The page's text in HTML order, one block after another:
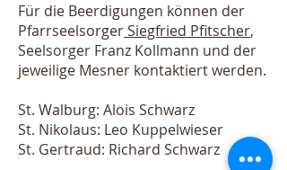
Für die Beerdigungen können der
PfarrseelsorgerSiegfried Pfitscher,
Seelsorger Franz Kollmann und der
jeweilige Mesner kontaktiert werden.
St. Walburg: Alois Schwarz
St. Nikolaus: Leo Kuppelwieser
St. Gertraud: Richard Schwarz